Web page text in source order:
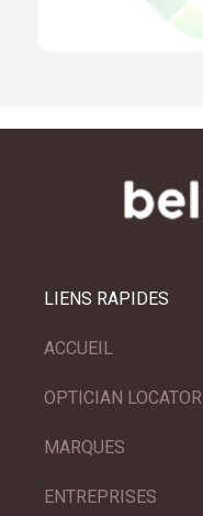
LIENS RAPIDES
ACCUEIL
OPTICIAN LOCATOR
MARQUES
ENTREPRISES